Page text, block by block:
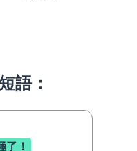
語：
了！